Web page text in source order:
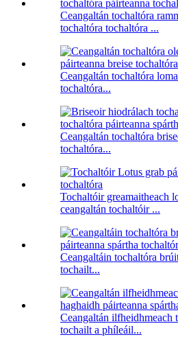
Ceangaltán tochaltóra
tochaltóra tochaltóra ...
Ceangaltán tochaltóra
tochaltóra...
Ceangaltán tochaltóra
tochaltóra...
Tochaltóir greamaitheach
ceangaltán tochaltóir ...
Ceangaltáin tochaltóra
tochailt...
Ceangaltán ilfheidhmeach
tochailt a phíleáil...